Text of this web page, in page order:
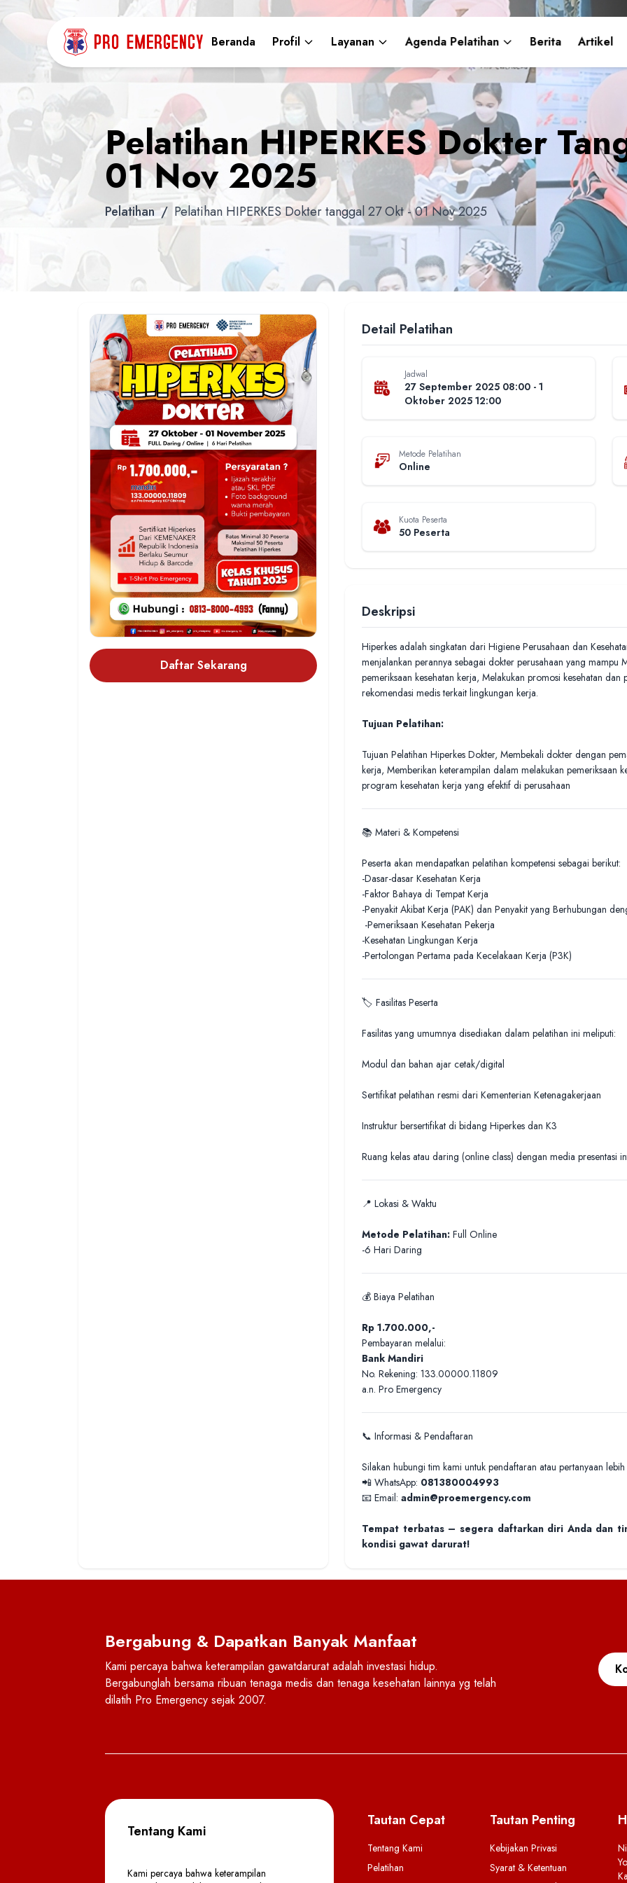
Beranda Profil Layanan Agenda Pelatihan Berita Artikel
Pelatihan HIPERKES Dokter
01 Nov 2025
Pelatihan / Pelatihan HIPERKES Dokter tanggal 27 Okt - 01 Nov 2025
Daftar Sekarang
Detail Pelatihan
Jadwal
27 September 2025 08:00 - 1
Oktober 2025 12:00
Metode Pelatihan
Online
Kuota Peserta
50 Peserta
Deskripsi
Hiperkes adalah singkatan dari Higiene Perusahaan dan
menjalankan perannya sebagai dokter perusahaan yang mampu
pemeriksaan kesehatan kerja, Melakukan promosi kesehatan
rekomendasi medis terkait lingkungan kerja.
Tujuan Pelatihan:
Tujuan Pelatihan Hiperkes Dokter, Membekali dokter dengan
kerja, Memberikan keterampilan dalam melakukan pemeriksaan
program kesehatan kerja yang efektif di perusahaan
📚 Materi & Kompetensi
Peserta akan mendapatkan pelatihan kompetensi sebagai berikut:
-Dasar-dasar Kesehatan Kerja
-Faktor Bahaya di Tempat Kerja
-Penyakit Akibat Kerja (PAK) dan Penyakit yang Berhubungan
-Pemeriksaan Kesehatan Pekerja
-Kesehatan Lingkungan Kerja
-Pertolongan Pertama pada Kecelakaan Kerja (P3K)
🏷️ Fasilitas Peserta
Fasilitas yang umumnya disediakan dalam pelatihan ini meliputi:
Modul dan bahan ajar cetak/digital
Sertifikat pelatihan resmi dari Kementerian Ketenagakerjaan
Instruktur bersertifikat di bidang Hiperkes dan K3
Ruang kelas atau daring (online class) dengan media presentasi
📍 Lokasi & Waktu
Metode Pelatihan:Full Online
-6 Hari Daring
💰 Biaya Pelatihan
Rp 1.700.000,-
Pembayaran melalui:
Bank Mandiri
No. Rekening: 133.00000.11809
a.n. Pro Emergency
📞 Informasi & Pendaftaran
Silakan hubungi tim kami untuk pendaftaran atau pertanyaan lebih
📲 WhatsApp: 081380004993
📧 Email:admin@proemergency.com
Tempat terbatas – segera daftarkan diri Anda dan
kondisi gawat darurat!
Bergabung & Dapatkan Banyak Manfaat
Kami percaya bahwa keterampilan gawatdarurat adalah investasi hidup.
Bergabunglah bersama ribuan tenaga medis dan tenaga kesehatan lainnya yg telah
dilatih Pro Emergency sejak 2007.
Tentang Kami
Kami percaya bahwa keterampilan
Tautan Cepat
Tentang Kami
Pelatihan
Tautan Penting
Kebijakan Privasi
Syarat & Ketentuan